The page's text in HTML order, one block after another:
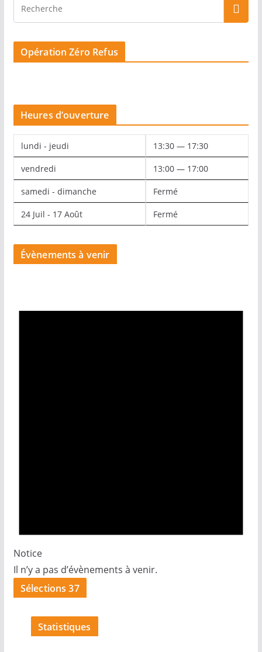
Opération Zéro Refus
Heures d’ouverture
lundi - jeudi 13:30 — 17:30
vendredi 13:00 — 17:00
samedi - dimanche Fermé
24 Juil - 17 Août Fermé
Évènements à venir
Notice
Il n’y a pas d’évènements à venir.
Sélections 37
Statistiques